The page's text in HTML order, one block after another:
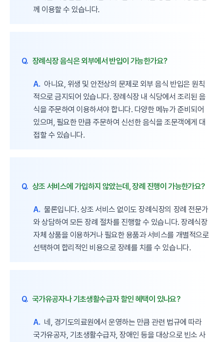
께 이용할 수 있습니다.
Q. 장례식장 음식은 외부에서 반입이 가능한가요?
A. 아니요, 위생 및 안전상의 문제로 외부 음식 반입은 원칙
적으로 금지되어 있습니다. 장례식장 내 식당에서 조리된 음
식을 주문하여 이용하셔야 합니다. 다양한 메뉴가 준비되어
있으며, 필요한 만큼 주문하여 신선한 음식을 조문객에게 대
접할 수 있습니다.
Q. 상조 서비스에 가입하지 않았는데, 장례 진행이 가능한가요?
A. 물론입니다. 상조 서비스 없이도 장례식장의 장례 전문가
와 상담하여 모든 장례 절차를 진행할 수 있습니다. 장례식장
자체 상품을 이용하거나 필요한 용품과 서비스를 개별적으로
선택하여 합리적인 비용으로 장례를 치를 수 있습니다.
Q. 국가유공자나 기초생활수급자 할인 혜택이 있나요?
A. 네, 경기도의료원에서 운영하는 만큼 관련 법규에 따라
국가유공자, 기초생활수급자, 장애인 등을 대상으로 빈소 사